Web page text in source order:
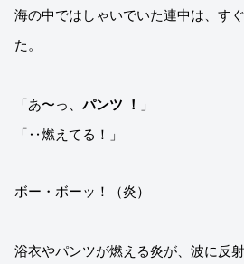
海の中ではしゃいでいた連中は、す
た。
「あ〜っ、パンツ ！
」
「‥燃えてる！」
ボー・ボーッ！（炎）
浴衣やパンツが燃える炎が、波に反